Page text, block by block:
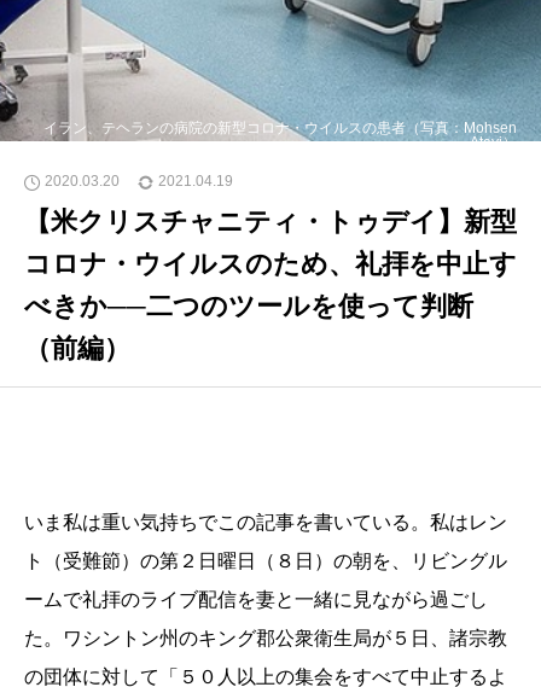
イラン、テヘランの病院の新型コロナ・ウイルスの患者（写真：Mohsen
Atayi）
2020.03.20 2021.04.19
【米クリスチャニティ・トゥデイ】新型
コロナ・ウイルスのため、礼拝を中止す
べきか──二つのツールを使って判断
（前編）
いま私は重い気持ちでこの記事を書いている。私はレン
ト（受難節）の第２日曜日（８日）の朝を、リビングル
ームで礼拝のライブ配信を妻と一緒に見ながら過ごし
た。ワシントン州のキング郡公衆衛生局が５日、諸宗教
の団体に対して「５０人以上の集会をすべて中止するよ